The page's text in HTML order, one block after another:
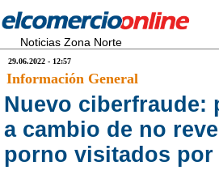
Noticias Zona Norte
29.06.2022 - 12:57
Información General
Nuevo ciberfraude:
a cambio de no
porno visitados por